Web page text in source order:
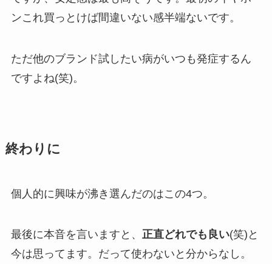
ンこれ買っとけば間違いない感半端ないです。
ただ他のブランド試したい病がいつも発症するん
ですよね(笑)。
終わりに
個人的に興味が沸き選んだのはこの4つ。
最後に本音を言いますと、 正直どれでも良い(笑)と
今は思ってます。だって使わないと分からなし。